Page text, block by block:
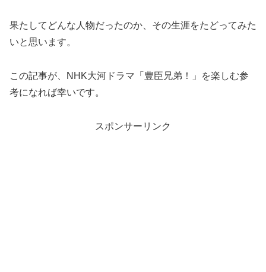
果たしてどんな人物だったのか、その生涯をたどってみた
いと思います。
この記事が、NHK大河ドラマ「豊臣兄弟！」を楽しむ参
考になれば幸いです。
スポンサーリンク